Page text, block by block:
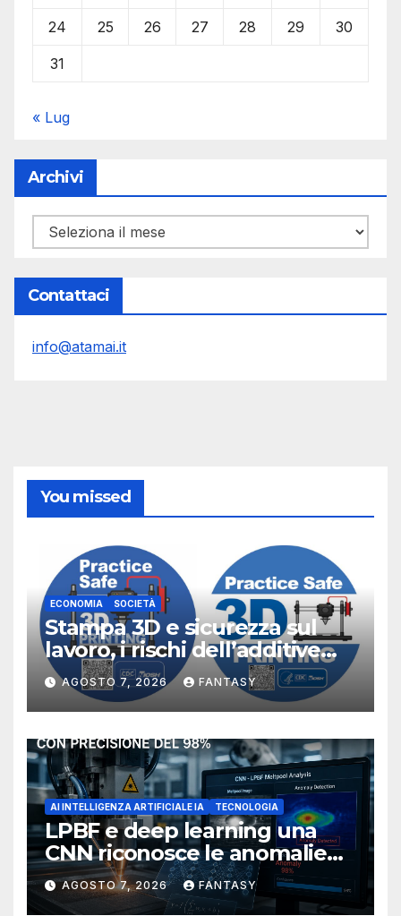
24 25 26 27 28 29 30
31
« Lug
Archivi
Archivi
Contattaci
info@atamai.it
You missed
ECONOMIA SOCIETÀ
Stampa 3D e sicurezza sul
lavoro, i rischi dell’additive
manufacturing secondo
NIOSH
AGOSTO 7, 2026 FANTASY
AI INTELLIGENZA ARTIFICIALE IA TECNOLOGIA
LPBF e deep learning una
CNN riconosce le anomalie
del bagno di fusione
AGOSTO 7, 2026 FANTASY